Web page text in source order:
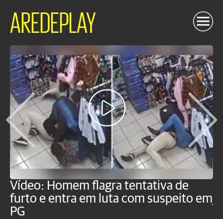
AREDEPLAY
Vídeo: Homem flagra tentativa de
furto e entra em luta com suspeito em
PG